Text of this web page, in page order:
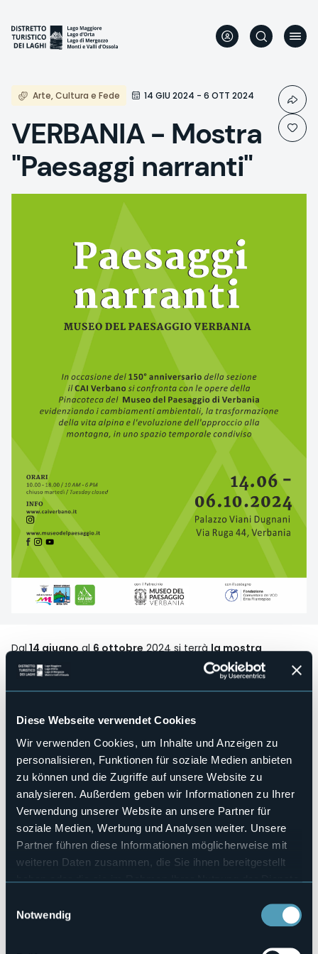
Diese Webseite verwendet Cookies
Wir verwenden Cookies, um Inhalte und Anzeigen zu
personalisieren, Funktionen für soziale Medien anbieten
zu können und die Zugriffe auf unsere Website zu
analysieren. Außerdem geben wir Informationen zu Ihrer
Verwendung unserer Website an unsere Partner für
soziale Medien, Werbung und Analysen weiter. Unsere
Partner führen diese Informationen möglicherweise mit
weiteren Daten zusammen, die Sie ihnen bereitgestellt
haben oder die sie im Rahmen Ihrer Nutzung der Dienste
Notwendig
Inhalt
Arte, Cultura e Fede 14 GIU 2024 - 6 OTT 2024
VERBANIA - Mostra
"Paesaggi narranti"
Dal14 giugnoal6 ottobre2024 si terràla mostra
"Paesaggi narranti".
150° anniversario
della Sezione, il
si confronta con le opere
della Pinacoteca delMuseo del Paesaggiodi Verbania
della vita alpina e l'evoluzione dell'approccio alla
Lunedì/domenica dalle ore 10:00 alle ore 18:00 - Martedì
Chiuso
Ingresso:
Adulti € 8.00
Ridotto 12 /+65 € 5.00
Veranstaltungsmanager
Museo del Paesaggio & Club Alpino Italiano
Veranstaltungsort
Telefon